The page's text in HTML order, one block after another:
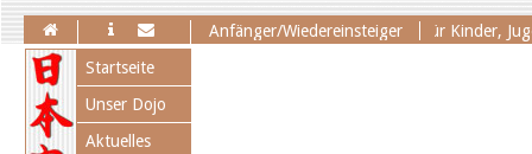
Anfänger/Wiedereinsteiger
Erweiterung des Trainingsangebotes für Kinder,
Navigation
überspringen
Startseite
Unser Dojo
Aktuelles